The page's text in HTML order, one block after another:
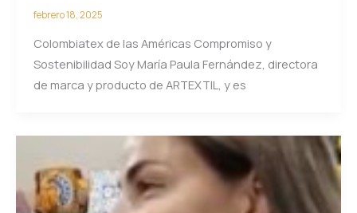
febrero 18, 2025
Colombiatex de las Américas Compromiso y
Sostenibilidad Soy María Paula Fernández, directora
de marca y producto de ARTEXTIL, y es